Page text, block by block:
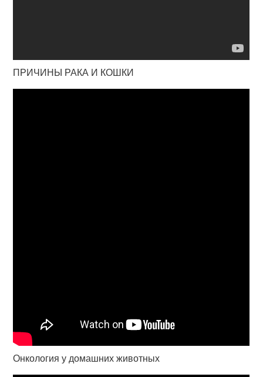
ПРИЧИНЫ РАКА И КОШКИ
Онкология у домашних животных